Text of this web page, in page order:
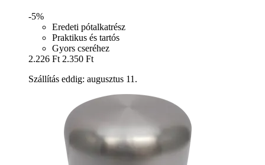
-5%
Eredeti pótalkatrész
Praktikus és tartós
Gyors cseréhez
2.226 Ft 2.350 Ft
Szállítás eddig: augusztus 11.